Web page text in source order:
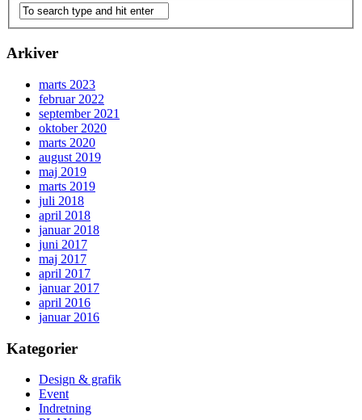
Arkiver
marts 2023
februar 2022
september 2021
oktober 2020
marts 2020
august 2019
maj 2019
marts 2019
juli 2018
april 2018
januar 2018
juni 2017
maj 2017
april 2017
januar 2017
april 2016
januar 2016
Kategorier
Design & grafik
Event
Indretning